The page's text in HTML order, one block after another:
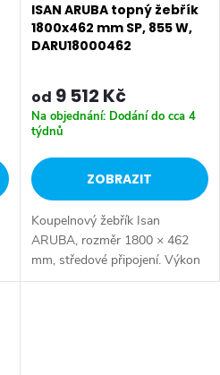
ISAN ARUBA topný žebřík
1800x462 mm SP, 855 W,
DARU18000462
od 9 512 Kč
Na objednání: Dodání do cca 4
týdnů
ZOBRAZIT
Koupelnový žebřík Isan
ARUBA, rozměr 1800 × 462
mm, středové připojení. Výkon
855 W.